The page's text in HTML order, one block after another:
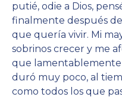
putié, odie a Dios,
finalmente después
que quería vivir. Mi
sobrinos crecer y me
que lamentablemente
duró muy poco, al
como todos los que